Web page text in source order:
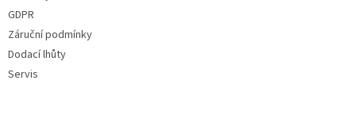
GDPR
Záruční podmínky
Dodací lhůty
Servis